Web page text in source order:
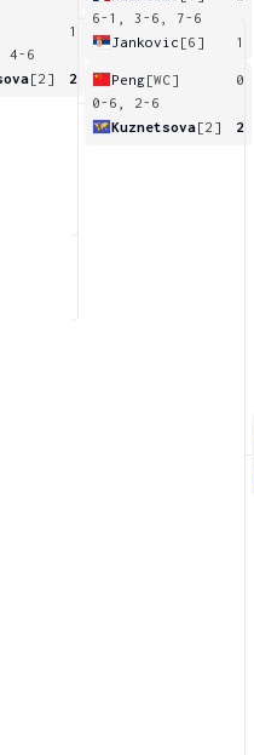
1
4-6
[2] 2
6-1, 3-6, 7-6
Jankovic [6] 1
Peng[WC]
0
0-6, 2-6
Kuznetsova[2] 2